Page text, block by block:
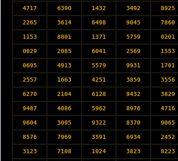
4717 6390 1432 3492 8925
2265 3614 6498 9045 7860
1153 8801 1371 5759 0201
0029 2085 6041 2569 1553
0695 4913 5579 9931 1701
2557 1663 4251 3859 3556
6270 2104 6128 9432 3829
9487 4086 5962 8976 4716
9604 3095 9322 8370 9065
8576 7969 3591 6934 2452
3123 7108 1024 3823 8223